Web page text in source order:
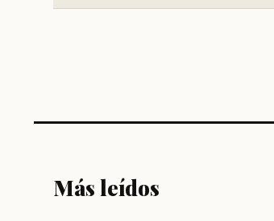
Más leídos